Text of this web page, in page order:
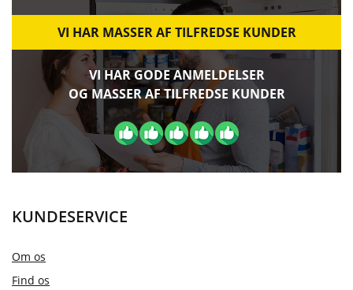
VI HAR MASSER AF TILFREDSE KUNDER
VI HAR GODE ANMELDELSER
OG MASSER AF TILFREDSE KUNDER
KUNDESERVICE
Om os
Find os